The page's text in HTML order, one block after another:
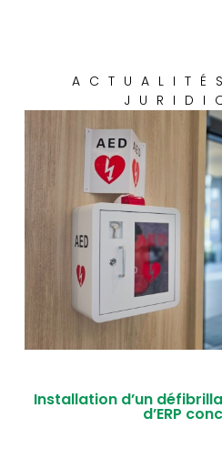
ACTUALITÉS
Installation d’un
d’ERP